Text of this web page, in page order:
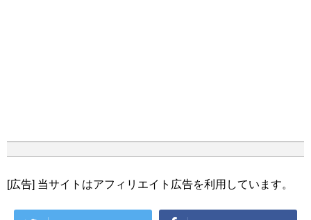
[広告] 当サイトはアフィリエイト広告を利用しています。